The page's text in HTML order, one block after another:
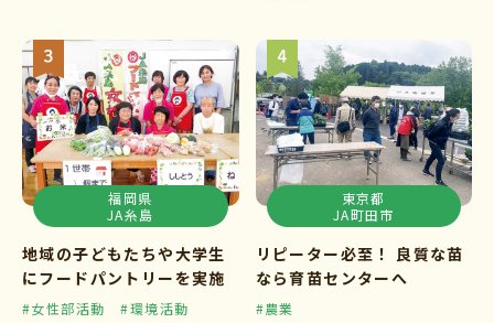
福岡県
JA糸島
地域の子どもたちや大学生
にフードパントリーを実施
#女性部活動
#環境活動
東京都
JA町田市
リピーター必至！ 良質な苗
なら育苗センターへ
#農業